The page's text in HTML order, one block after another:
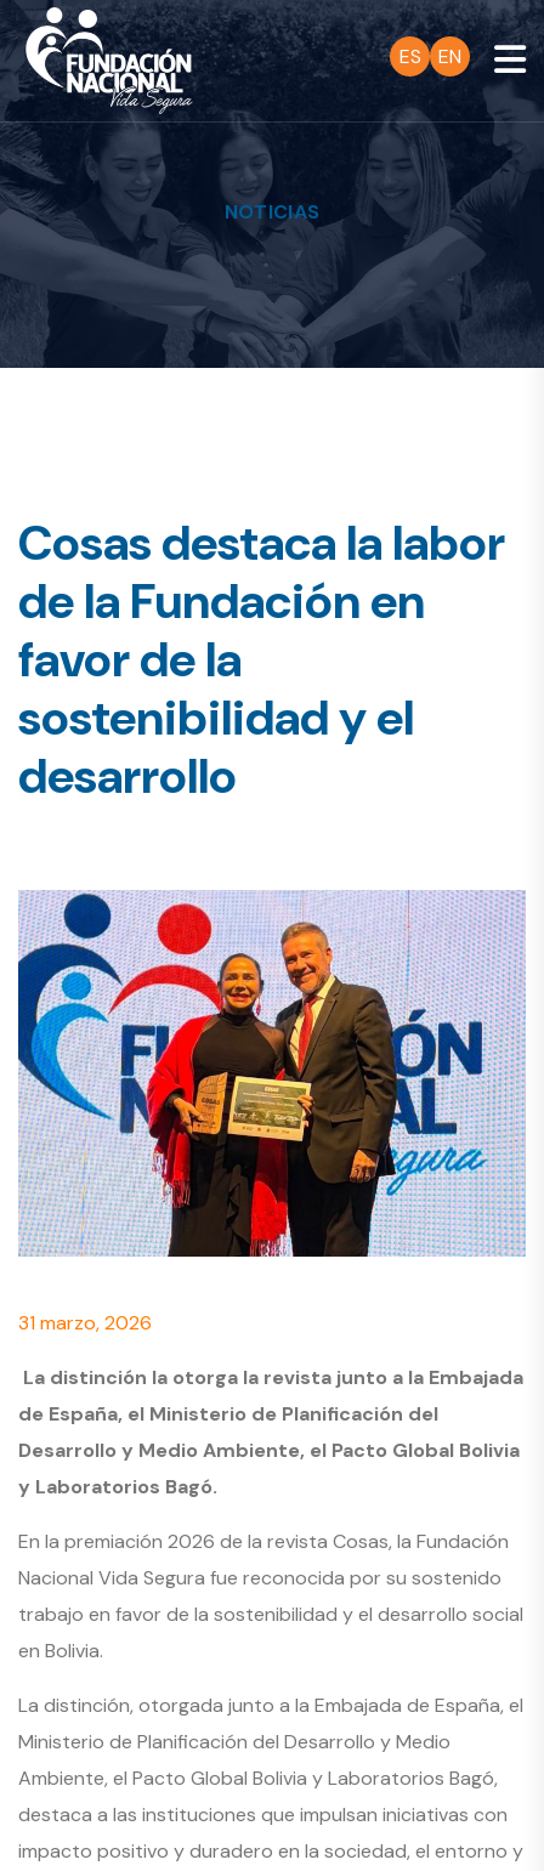
ES EN
NOTICIAS
Cosas destaca la labor
de la Fundación en
favor de la
sostenibilidad y el
desarrollo
31 marzo, 2026
La distinción la otorga la revista junto a la Embajada
de España, el Ministerio de Planificación del
Desarrollo y Medio Ambiente, el Pacto Global Bolivia
y Laboratorios Bagó.
En la premiación 2026 de la revista Cosas, la Fundación
Nacional Vida Segura fue reconocida por su sostenido
trabajo en favor de la sostenibilidad y el desarrollo social
en Bolivia.
La distinción, otorgada junto a la Embajada de España, el
Ministerio de Planificación del Desarrollo y Medio
Ambiente, el Pacto Global Bolivia y Laboratorios Bagó,
destaca a las instituciones que impulsan iniciativas con
impacto positivo y duradero en la sociedad, el entorno y